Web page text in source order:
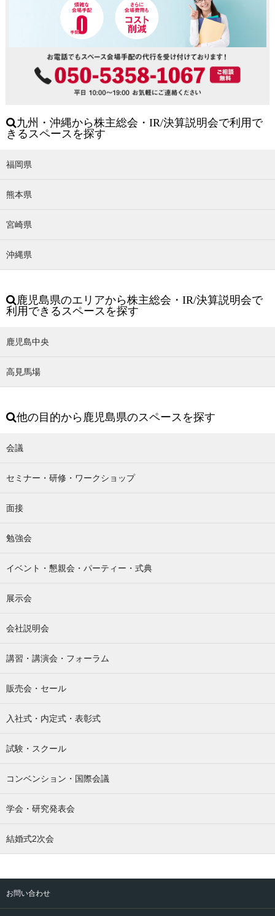
九州・沖縄から株主総会・IR/決算説明会で利用で
きるスペースを探す
福岡県
熊本県
宮崎県
沖縄県
鹿児島県のエリアから株主総会・IR/決算説明会で
利用できるスペースを探す
鹿児島中央
高見馬場
他の目的から鹿児島県のスペースを探す
会議
セミナー・研修・ワークショップ
面接
勉強会
イベント・懇親会・パーティー・式典
展示会
会社説明会
講習・講演会・フォーラム
販売会・セール
入社式・内定式・表彰式
試験・スクール
コンベンション・国際会議
学会・研究発表会
結婚式2次会
お問い合わせ